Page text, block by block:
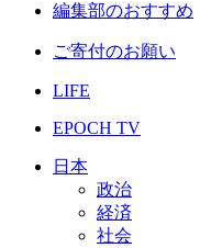
編集部のおすすめ
ご寄付のお願い
LIFE
EPOCH TV
日本
政治
経済
社会